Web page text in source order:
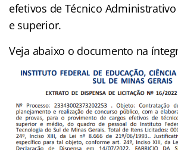
efetivos de Técnico
e superior.
Veja abaixo o documento na